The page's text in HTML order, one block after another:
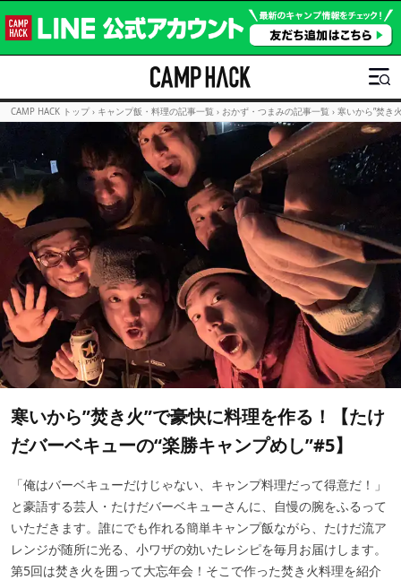
CAMP HACK トップ › キャンプ飯・料理の記事一覧 › おかず・つまみの記事一覧 › 寒いから”焚き
寒いから”焚き火”で豪快に料理を作る！【たけ
だバーベキューの“楽勝キャンプめし”#5】
「俺はバーベキューだけじゃない、キャンプ料理だって得意だ！」
と豪語する芸人・たけだバーベキューさんに、自慢の腕をふるって
いただきます。誰にでも作れる簡単キャンプ飯ながら、たけだ流ア
レンジが随所に光る、小ワザの効いたレシピを毎月お届けします。
第5回は焚き火を囲って大忘年会！そこで作った焚き火料理を紹介